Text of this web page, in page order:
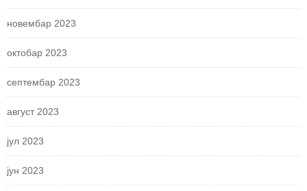
новембар 2023
октобар 2023
септембар 2023
август 2023
јул 2023
јун 2023